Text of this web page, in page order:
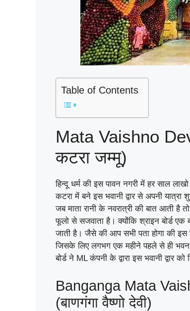
Table of Contents
Mata Vaishno
कटरा जम्मू)
हिन्दू धर्म की इस पावन नगरी में हर साल
कटरा में बने इस भवानी द्वार से अपनी
जब माता रानी के नवरात्री की बात आती है
फूलो से सजवाता है। क्योंकि श्राइन बोर्ड एक
जाती है। जैसे की आप सभी पता होगा की इस
जिसके लिए लगभग एक महीने पहले से ही
बोर्ड ने ML कंपनी के द्वारा इस भवानी द्वार
Banganga Mata
(बाणगंगा वैष्णो देवी)